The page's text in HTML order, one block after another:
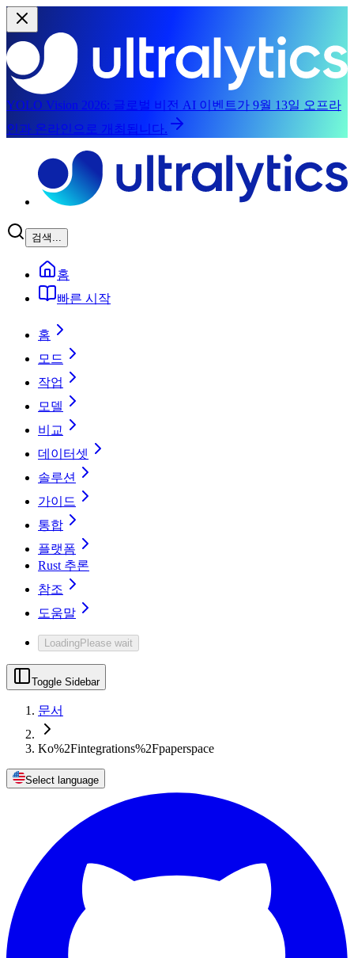
YOLO Vision 2026: 글로벌 비전 AI 이벤트가 9월 13일 오프라
인과 온라인으로 개최됩니다.
검색...
홈
빠른 시작
홈
모드
작업
모델
비교
데이터셋
솔루션
가이드
통합
플랫폼
Rust 추론
참조
도움말
LoadingPlease wait
Toggle Sidebar
문서
Ko%2Fintegrations%2Fpaperspace
Select language